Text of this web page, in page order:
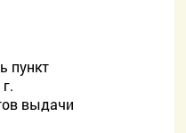
пункт
выдачи